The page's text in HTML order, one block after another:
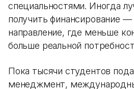
специальностями. Иногда
получить финансирование —
направление, где меньше
больше реальной
Пока тысячи студентов
менеджмент,